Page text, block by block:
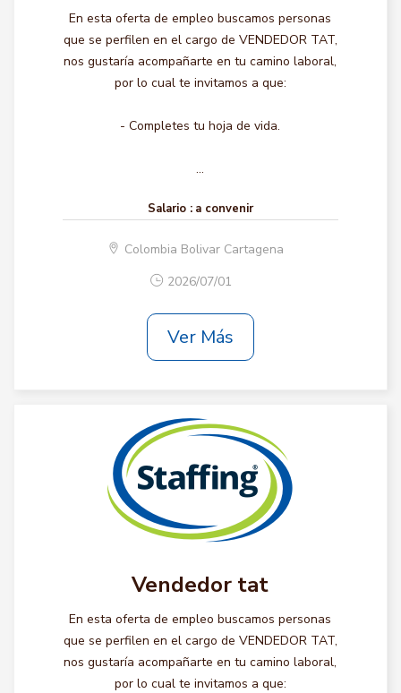
En esta oferta de empleo buscamos personas
que se perfilen en el cargo de VENDEDOR TAT,
nos gustaría acompañarte en tu camino laboral,
por lo cual te invitamos a que:
- Completes tu hoja de vida.
...
Salario : a convenir
Colombia Bolivar Cartagena
2026/07/01
Ver Más
Vendedor tat
En esta oferta de empleo buscamos personas
que se perfilen en el cargo de VENDEDOR TAT,
nos gustaría acompañarte en tu camino laboral,
por lo cual te invitamos a que: